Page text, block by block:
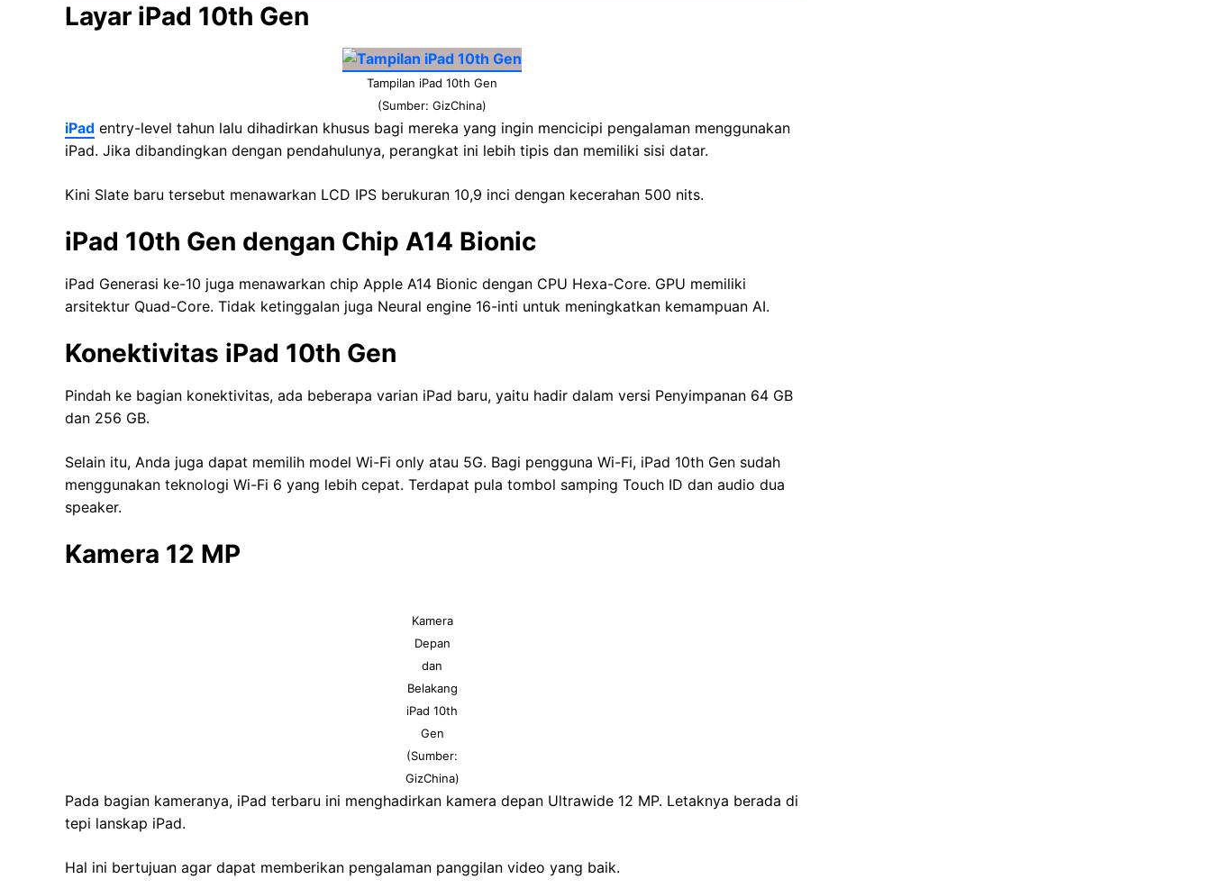
Layar iPad 10th Gen
Tampilan iPad 10th Gen
(Sumber: GizChina)
iPad entry-level tahun lalu dihadirkan khusus bagi mereka yang ingin mencicipi pengalaman menggunakan
iPad. Jika dibandingkan dengan pendahulunya, perangkat ini lebih tipis dan memiliki sisi datar.
Kini Slate baru tersebut menawarkan LCD IPS berukuran 10,9 inci dengan kecerahan 500 nits.
iPad 10th Gen dengan Chip A14 Bionic
iPad Generasi ke-10 juga menawarkan chip Apple A14 Bionic dengan CPU Hexa-Core. GPU memiliki
arsitektur Quad-Core. Tidak ketinggalan juga Neural engine 16-inti untuk meningkatkan kemampuan AI.
Konektivitas iPad 10th Gen
Pindah ke bagian konektivitas, ada beberapa varian iPad baru, yaitu hadir dalam versi Penyimpanan 64 GB
dan 256 GB.
Selain itu, Anda juga dapat memilih model Wi-Fi only atau 5G. Bagi pengguna Wi-Fi, iPad 10th Gen sudah
menggunakan teknologi Wi-Fi 6 yang lebih cepat. Terdapat pula tombol samping Touch ID dan audio dua
speaker.
Kamera 12 MP
Kamera
Depan
dan
Belakang
iPad 10th
Gen
(Sumber:
GizChina)
Pada bagian kameranya, iPad terbaru ini menghadirkan kamera depan Ultrawide 12 MP. Letaknya berada di
tepi lanskap iPad.
Hal ini bertujuan agar dapat memberikan pengalaman panggilan video yang baik.